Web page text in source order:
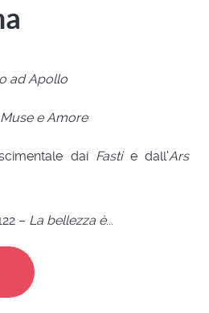
ad Apollo
e Amore
dai Fastie dall'Ars
– La bellezza è...